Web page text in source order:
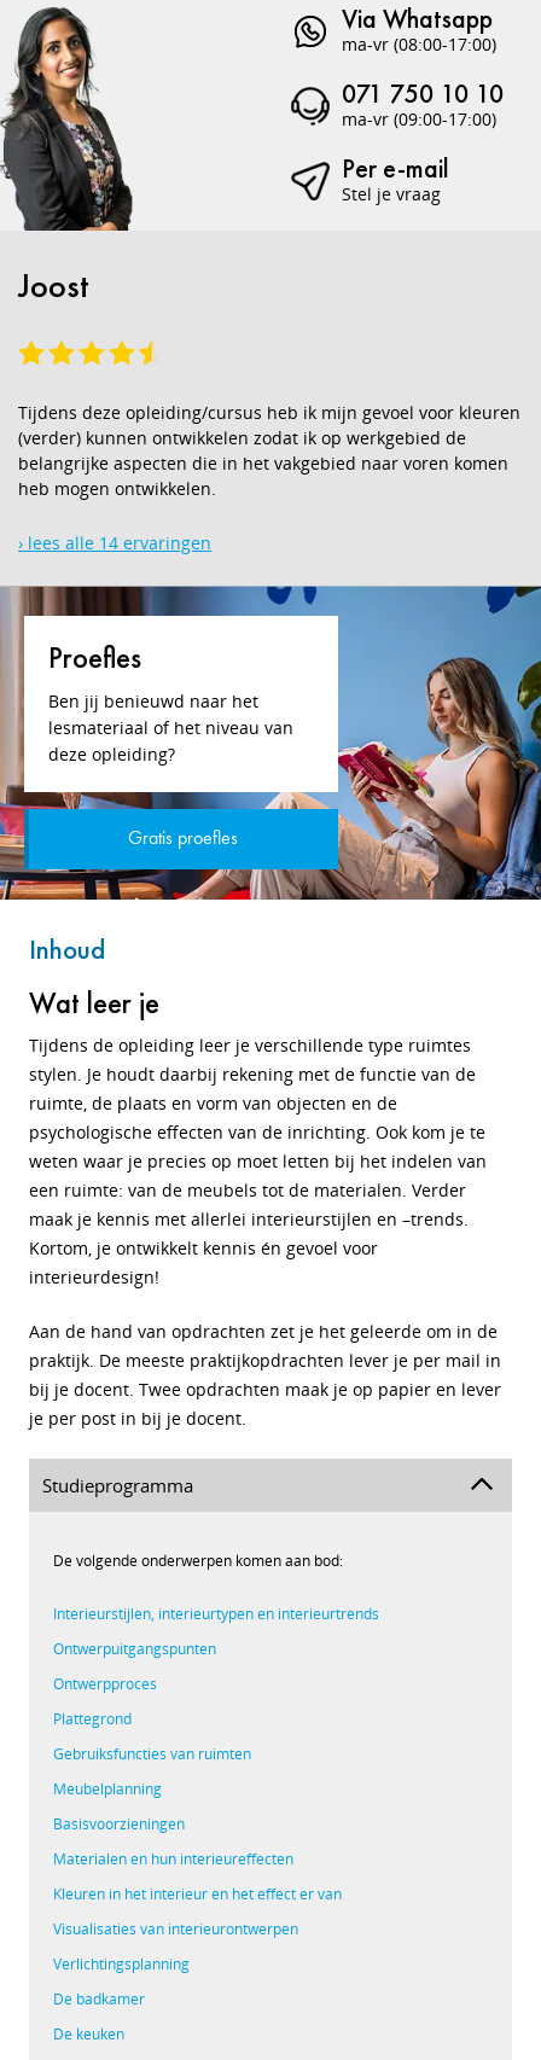
Via Whatsapp
ma-vr (08:00-17:00)
071 750 10 10
ma-vr (09:00-17:00)
Per e-mail
Stel je vraag
Joost
Tijdens deze opleiding/cursus heb ik mijn gevoel voor kleuren
(verder) kunnen ontwikkelen zodat ik op werkgebied de
belangrijke aspecten die in het vakgebied naar voren komen
heb mogen ontwikkelen.
› lees alle 14 ervaringen
Proefles
Ben jij benieuwd naar het
lesmateriaal of het niveau van
deze opleiding?
Gratis proefles
Inhoud
Wat leer je
Tijdens de opleiding leer je verschillende type ruimtes
stylen. Je houdt daarbij rekening met de functie van de
ruimte, de plaats en vorm van objecten en de
psychologische effecten van de inrichting. Ook kom je te
weten waar je precies op moet letten bij het indelen van
een ruimte: van de meubels tot de materialen. Verder
maak je kennis met allerlei interieurstijlen en –trends.
Kortom, je ontwikkelt kennis én gevoel voor
interieurdesign!
Aan de hand van opdrachten zet je het geleerde om in de
praktijk. De meeste praktijkopdrachten lever je per mail in
bij je docent. Twee opdrachten maak je op papier en lever
je per post in bij je docent.
Studieprogramma
De volgende onderwerpen komen aan bod:
Interieurstijlen, interieurtypen en interieurtrends
Ontwerpuitgangspunten
Ontwerpproces
Plattegrond
Gebruiksfuncties van ruimten
Meubelplanning
Basisvoorzieningen
Materialen en hun interieureffecten
Kleuren in het interieur en het effect er van
Visualisaties van interieurontwerpen
Verlichtingsplanning
De badkamer
De keuken